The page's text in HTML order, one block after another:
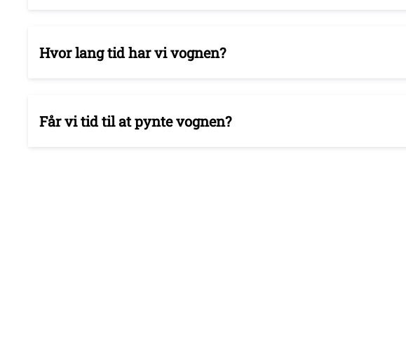
Hvor lang tid har vi vognen?
Får vi tid til at pynte vognen?